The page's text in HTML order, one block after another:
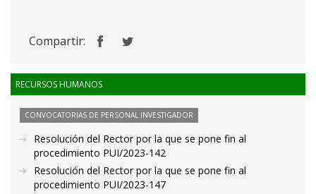
Compartir:
RECURSOS HUMANOS
CONVOCATORIAS DE PERSONAL INVESTIGADOR
Resolución del Rector por la que se pone fin al
procedimiento PUI/2023-142
Resolución del Rector por la que se pone fin al
procedimiento PUI/2023-147